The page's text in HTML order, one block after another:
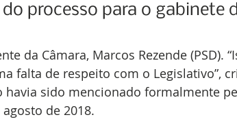
processo para o gabinete
da Câmara, Marcos Rezende (PSD).
falta de respeito com o Legislativo”,
sido mencionado formalmente
de 2018.